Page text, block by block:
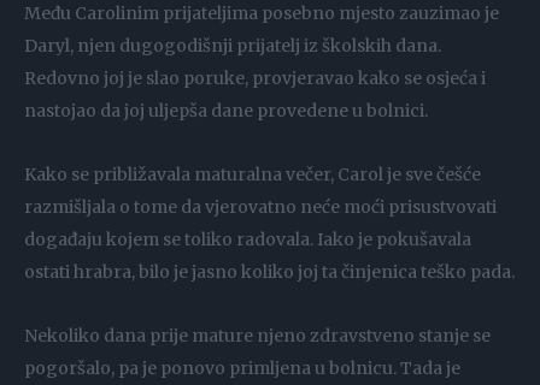
Među Carolinim prijateljima posebno mjesto zauzimao je
Daryl, njen dugogodišnji prijatelj iz školskih dana.
Redovno joj je slao poruke, provjeravao kako se osjeća i
nastojao da joj uljepša dane provedene u bolnici.
Kako se približavala maturalna večer, Carol je sve češće
razmišljala o tome da vjerovatno neće moći prisustvovati
događaju kojem se toliko radovala. Iako je pokušavala
ostati hrabra, bilo je jasno koliko joj ta činjenica teško pada.
Nekoliko dana prije mature njeno zdravstveno stanje se
pogoršalo, pa je ponovo primljena u bolnicu. Tada je